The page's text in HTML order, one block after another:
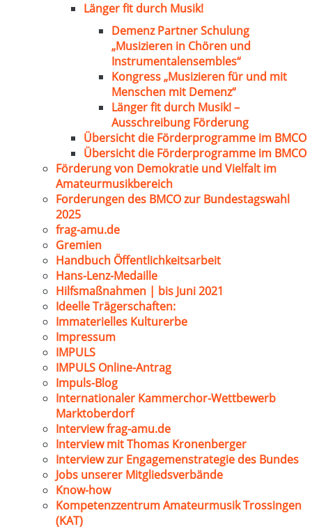
Länger fit durch Musik!
Demenz Partner Schulung
„Musizieren in Chören und
Instrumentalensembles“
Kongress „Musizieren für und mit
Menschen mit Demenz“
Länger fit durch Musik! –
Ausschreibung Förderung
Übersicht die Förderprogramme im BMCO
Übersicht die Förderprogramme im BMCO
Förderung von Demokratie und Vielfalt im
Amateurmusikbereich
Forderungen des BMCO zur Bundestagswahl
2025
frag-amu.de
Gremien
Handbuch Öffentlichkeitsarbeit
Hans-Lenz-Medaille
Hilfsmaßnahmen | bis Juni 2021
Ideelle Trägerschaften:
Immaterielles Kulturerbe
Impressum
IMPULS
IMPULS Online-Antrag
Impuls-Blog
Internationaler Kammerchor-Wettbewerb
Marktoberdorf
Interview frag-amu.de
Interview mit Thomas Kronenberger
Interview zur Engagemenstrategie des Bundes
Jobs unserer Mitgliedsverbände
Know-how
Kompetenzzentrum Amateurmusik Trossingen
(KAT)